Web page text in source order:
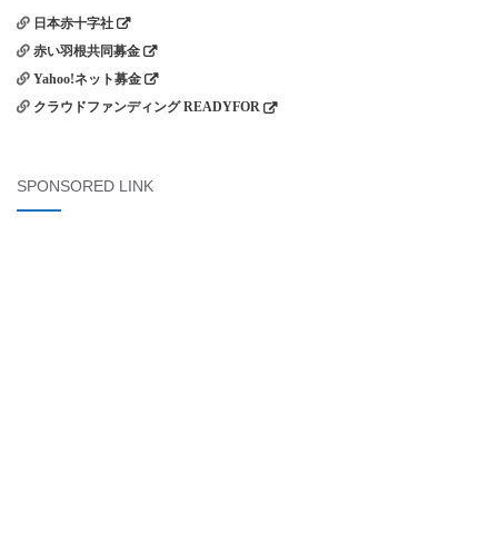
ン日本赤十字社
赤い羽根共同募金
Yahoo!ネット募金
クラウドファンディング READYFOR
SPONSORED LINK